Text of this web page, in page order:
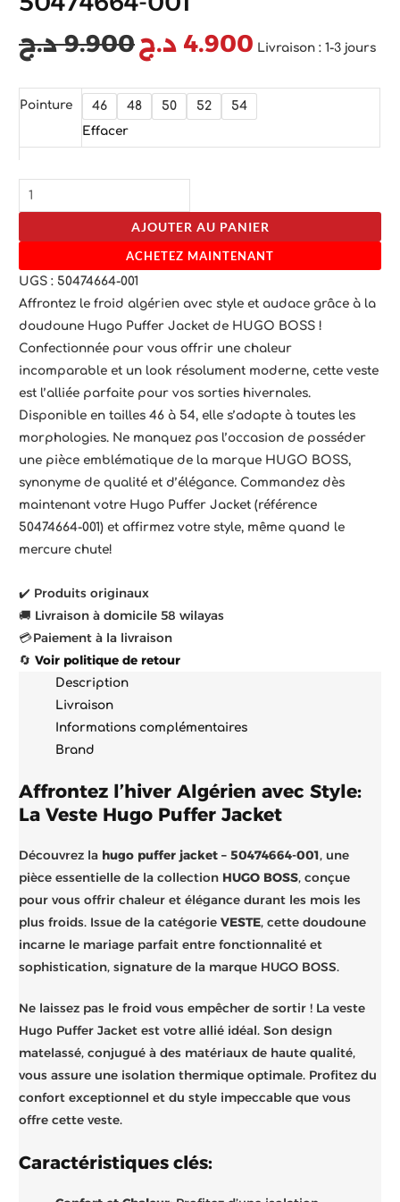
9.900 د.ج 4.900 د.ج Livraison : 1-3 jours
Pointure 46 48 50 52
54
Effacer
AJOUTER AU PANIER
ACHETEZ MAINTENANT
UGS : 50474664-001
Affrontez le froid algérien avec style et audace grâce à la
doudoune Hugo Puffer Jacket de HUGO BOSS !
Confectionnée pour vous offrir une chaleur
incomparable et un look résolument moderne, cette veste
est l’alliée parfaite pour vos sorties hivernales.
Disponible en tailles 46 à 54, elle s’adapte à toutes les
morphologies. Ne manquez pas l’occasion de posséder
une pièce emblématique de la marque HUGO BOSS,
synonyme de qualité et d’élégance. Commandez dès
maintenant votre Hugo Puffer Jacket (référence
50474664-001) et affirmez votre style, même quand le
mercure chute!
✔️ Produits originaux
🚚 Livraison à domicile 58 wilayas
💳 Paiement à la livraison
🔄 Voir politique de retour
Description
Livraison
Informations complémentaires
Brand
Affrontez l’hiver Algérien avec Style:
La Veste Hugo Puffer Jacket
Découvrez la hugo puffer jacket – 50474664-001, une
pièce essentielle de la collection HUGO BOSS, conçue
pour vous offrir chaleur et élégance durant les mois les
plus froids. Issue de la catégorieVESTE, cette doudoune
incarne le mariage parfait entre fonctionnalité et
sophistication, signature de la marque HUGO BOSS.
Ne laissez pas le froid vous empêcher de sortir ! La veste
Hugo Puffer Jacket est votre allié idéal. Son design
matelassé, conjugué à des matériaux de haute qualité,
vous assure une isolation thermique optimale. Profitez du
confort exceptionnel et du style impeccable que vous
offre cette veste.
Caractéristiques clés: